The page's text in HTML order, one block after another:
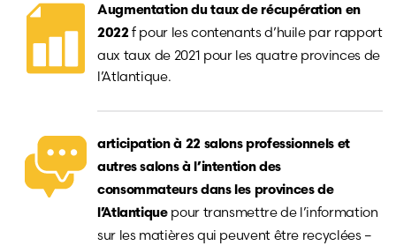
Augmentation du taux de récupération en
2022 f pour les contenants d’huile par rapport
aux taux de 2021 pour les quatre provinces de
l’Atlantique.
articipation à 22 salons professionnels et
autres salons à l’intention des
consommateurs dans les provinces de
l’Atlantiquepour transmettre de l’information
sur les matières qui peuvent être recyclées –